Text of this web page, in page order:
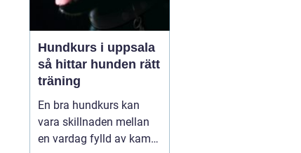
Hundkurs i uppsala
så hittar hunden rätt
träning
En bra hundkurs kan
vara skillnaden mellan
en vardag fylld av kamp